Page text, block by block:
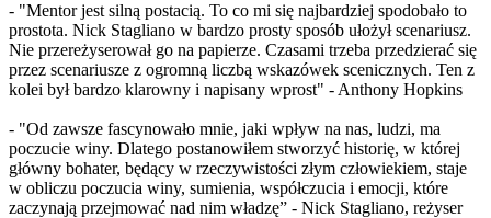
- "Mentor jest silną postacią. To co mi się najbardziej spodobało to
prostota. Nick Stagliano w bardzo prosty sposób ułożył scenariusz.
Nie przereżyserował go na papierze. Czasami trzeba przedzierać się
przez scenariusze z ogromną liczbą wskazówek scenicznych. Ten z
kolei był bardzo klarowny i napisany wprost" - Anthony Hopkins
- "Od zawsze fascynowało mnie, jaki wpływ na nas, ludzi, ma
poczucie winy. Dlatego postanowiłem stworzyć historię, w której
główny bohater, będący w rzeczywistości złym człowiekiem, staje
w obliczu poczucia winy, sumienia, współczucia i emocji, które
zaczynają przejmować nad nim władzę” - Nick Stagliano, reżyser